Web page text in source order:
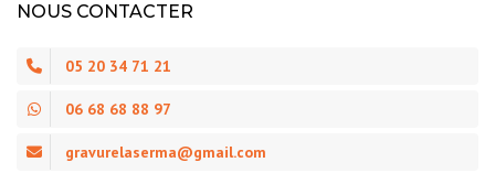
NOUS CONTACTER
05 20 34 71 21
06 68 68 88 97
gravurelaserma@gmail.com